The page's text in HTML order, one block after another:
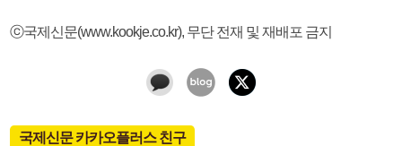
ⓒ국제신문(www.kookje.co.kr), 무단 전재 및 재배포 금지
국제신문 카카오플러스 친구